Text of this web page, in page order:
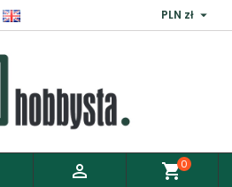
PLN zł 
 shopping_cart0